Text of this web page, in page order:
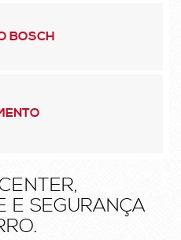
BOSCH
E SEGURANÇA